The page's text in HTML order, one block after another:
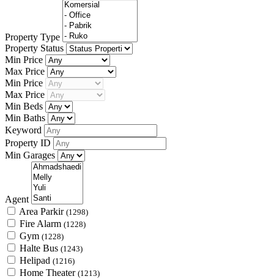
Property Type
Property Status
Min Price
Max Price
Min Price
Max Price
Min Beds
Min Baths
Keyword
Property ID
Min Garages
Agent
Area Parkir (1298)
Fire Alarm (1228)
Gym (1228)
Halte Bus (1243)
Helipad (1216)
Home Theater (1213)